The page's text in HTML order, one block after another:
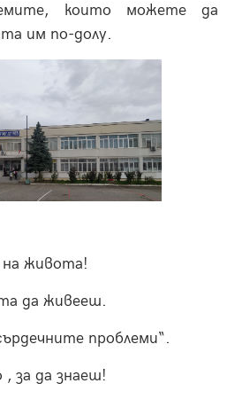
които можете да
им по-долу.
живота!
да живееш.
проблеми“.
, за да знаеш!